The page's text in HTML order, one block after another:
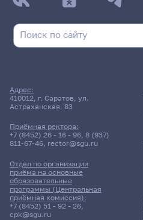
Адрес:
410012, г. Саратов, ул.
Астраханская, 83
Приёмная ректора:
+7 (8452) 26 - 16 - 96, 8 (937)
811-67-46, rector@sgu.ru
Отдел по организации
приёма на основные
образовательные
программы (Центральная
приёмная комиссия):
+7 (8452) 51 - 92 - 26,
cpk@sgu.ru